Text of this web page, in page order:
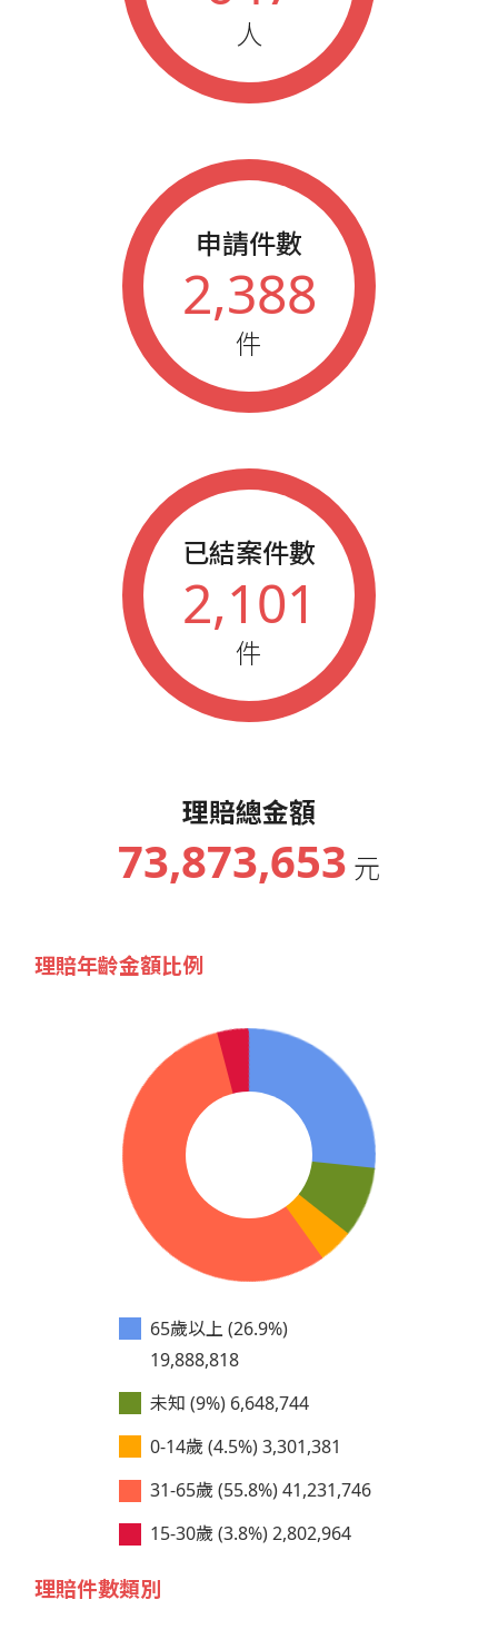
藍鵲企業家榮譽會員
藍鵲企業家參加年會人員
藍鵲企業家榮譽會員
藍鵲企業家榮譽會員
藍鵲企業家參加年會人員
藍鵲企業家榮譽會員
藍鵲企業家榮譽會員
藍鵲企業家參加年會人員
藍鵲企業家參加年會人員
人
申請件數
2,388
件
已結案件數
2,101
件
理賠總金額
73,873,653 元
理賠年齡金額比例
65歲以上 (26.9%)
19,888,818
未知 (9%) 6,648,744
0-14歲 (4.5%) 3,301,381
31-65歲 (55.8%) 41,231,746
15-30歲 (3.8%) 2,802,964
理賠件數類別